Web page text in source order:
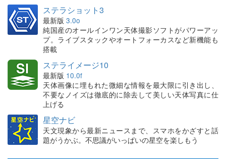
ステラショット3
最新版 3.0o
純国産のオールインワン天体撮影ソフトがパワーアッ
プ。ライブスタックやオートフォーカスなど新機能も
搭載
ステライメージ10
最新版 10.0f
天体画像に埋もれた微細な情報を最大限に引き出し、
不要なノイズは徹底的に除去して美しい天体写真に仕
上げる
星空ナビ
天文現象から最新ニュースまで、スマホをかざすと話
題がうかぶ。不思議がいっぱいの星空を楽しもう